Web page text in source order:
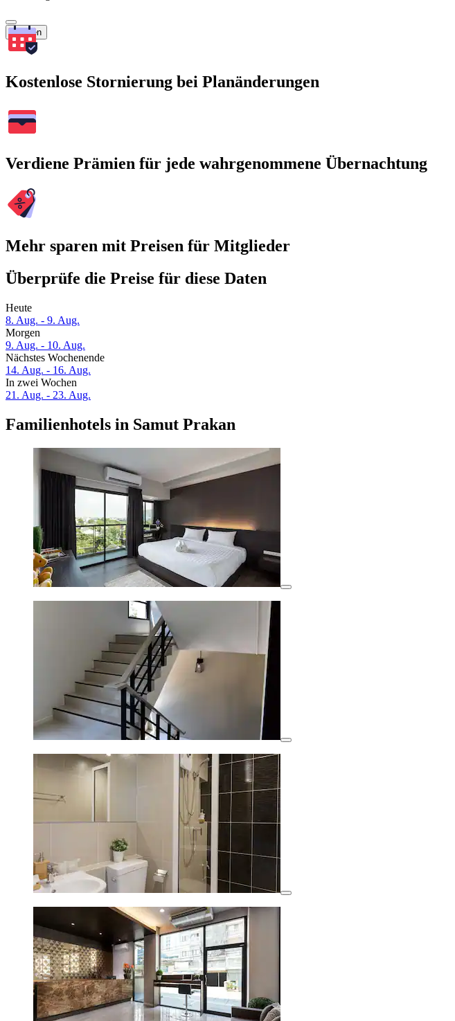
Suchen
Kostenlose Stornierung bei Planänderungen
Verdiene Prämien für jede wahrgenommene Übernachtung
Mehr sparen mit Preisen für Mitglieder
Überprüfe die Preise für diese Daten
Heute
8. Aug. - 9. Aug.
Morgen
9. Aug. - 10. Aug.
Nächstes Wochenende
14. Aug. - 16. Aug.
In zwei Wochen
21. Aug. - 23. Aug.
Familienhotels in Samut Prakan